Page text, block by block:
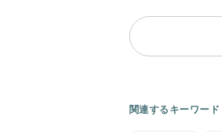
関連するキーワード